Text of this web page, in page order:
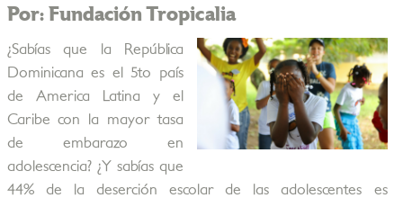
Por: Fundación Tropicalia
¿Sabías que la República
Dominicana es el 5to país
de America Latina y el
Caribe con la mayor tasa
de embarazo en
adolescencia? ¿Y sabías que
44% de la deserción escolar de las adolescentes es